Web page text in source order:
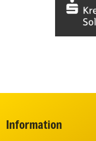
Information